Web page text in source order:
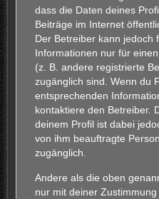
dass die Daten deines
Beiträge im Internet
Der Betreiber kann jedoch
Informationen nur für
(z. B. andere registrierte
zugänglich sind. Wenn du
entsprechenden
kontaktiere den Betreiber.
deinem Profil ist dabei
von ihm beauftragte
zugänglich.
Andere als die oben
nur mit deiner